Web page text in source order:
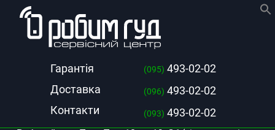
Гарантія
Доставка
Контакти
(095) 493-02-02
(096) 493-02-02
(093) 493-02-02